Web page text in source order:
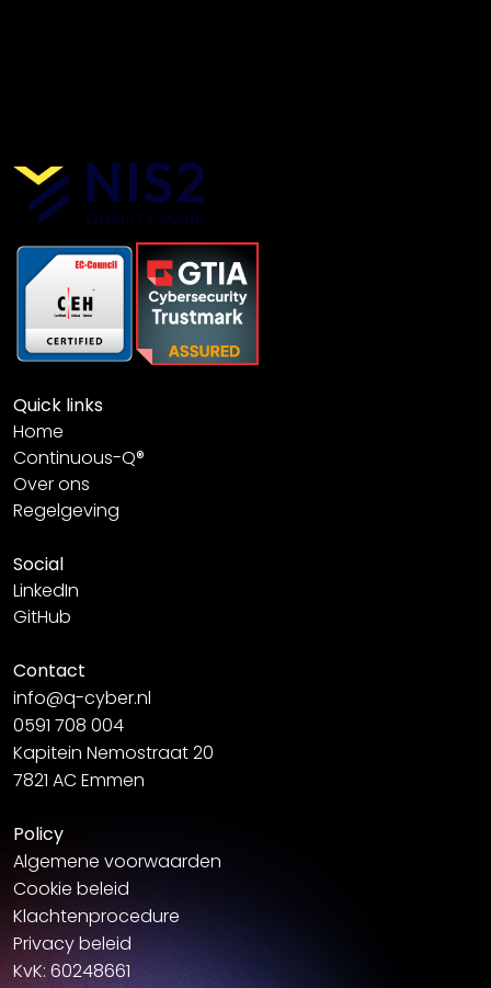
Quick links
Home
Continuous-Q®
Over ons
Regelgeving
Social
LinkedIn
GitHub
Contact
info@q-cyber.nl
0591 708 004
Kapitein Nemostraat 20
7821 AC Emmen
Policy
Algemene voorwaarden
Cookie beleid
Klachtenprocedure
Privacy beleid
KvK: 60248661